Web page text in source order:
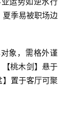
季易被职场边
象，需格外谨
桃木剑】悬于
置于客厅可聚